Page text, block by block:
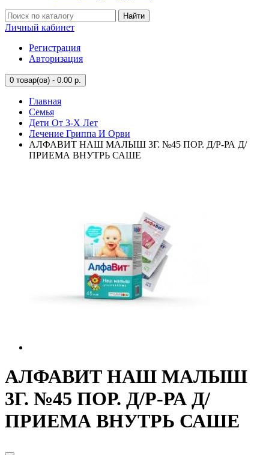
Найти
Личный кабинет
Регистрация
Авторизация
0 товар(ов) - 0.00 р.
Главная
Семья
Дети От 3-Х Лет
Лечение Гриппа И Орви
АЛФАВИТ НАШ МАЛЫШ 3Г. №45 ПОР. Д/Р-РА Д/
ПРИЕМА ВНУТРЬ САШЕ
АЛФАВИТ НАШ МАЛЫШ
3Г. №45 ПОР. Д/Р-РА Д/
ПРИЕМА ВНУТРЬ САШЕ